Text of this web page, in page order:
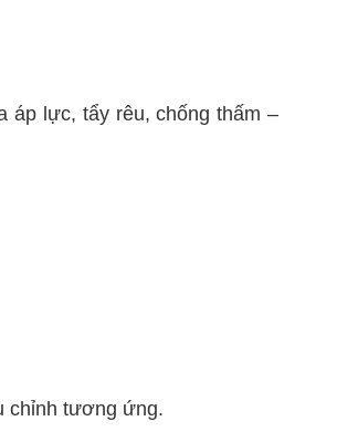
áp lực, tẩy rêu, chống thấm –
chỉnh tương ứng.